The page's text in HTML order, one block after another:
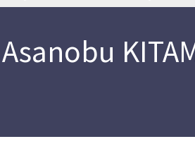
Asanobu